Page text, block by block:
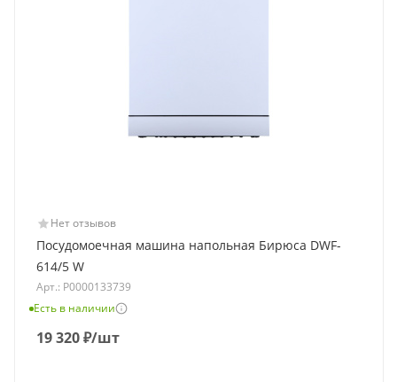
Нет отзывов
Посудомоечная машина напольная Бирюса DWF-
614/5 W
Арт.: Р0000133739
Есть в наличии
19 320₽/шт